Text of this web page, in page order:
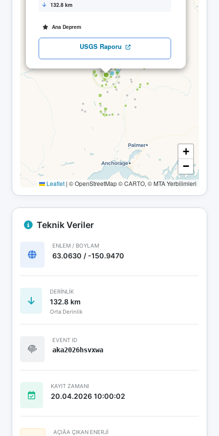
132.8 km
Ana Deprem
USGS Raporu
+
−
Leaflet | © OpenStreetMap © CARTO, © MTA Yerbilimleri
Teknik Veriler
ENLEM / BOYLAM
63.0630 / -150.9470
DERINLIK
132.8 km
Orta Derinlik
EVENT ID
aka2026hsvxwa
KAYIT ZAMANI
20.04.2026 10:00:02
AÇIÄA ÇIKAN ENERJİ